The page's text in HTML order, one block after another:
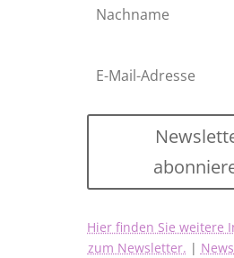
Hier finden Sie weitere
zum Newsletter. |